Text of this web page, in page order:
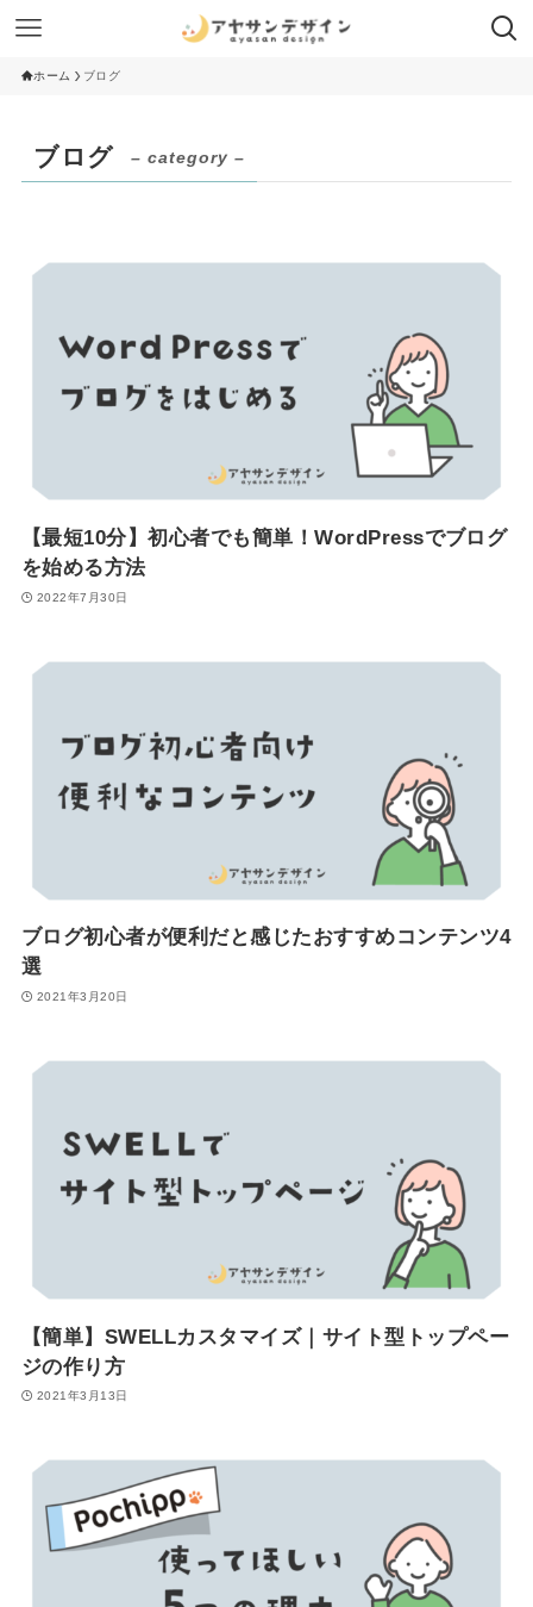
ホーム ブログ
ブログ – category –
【最短10分】初心者でも簡単！WordPressでブログ
を始める方法
2022年7月30日
ブログ初心者が便利だと感じたおすすめコンテンツ4
選
2021年3月20日
【簡単】SWELLカスタマイズ｜サイト型トップペー
ジの作り方
2021年3月13日